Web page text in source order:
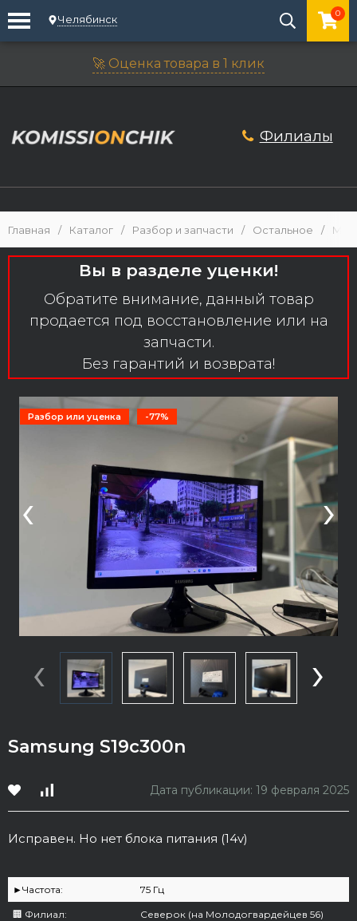
Челябинск 0
🚀 Оценка товара в 1 клик
Филиалы
Главная / Каталог / Разбор и запчасти / Остальное /
Вы в разделе уценки!
Обратите внимание, данный товар
продается под восстановление или на
запчасти.
Без гарантий и возврата!
Разбор или уценка -77%
‹ ›
‹ ›
Samsung S19c300n
Дата публикации: 19 февраля 2025
Исправен. Но нет блока питания (14v)
►Частота: 75 Гц
🏢 Филиал: Северок (на Молодогвардейцев 56)